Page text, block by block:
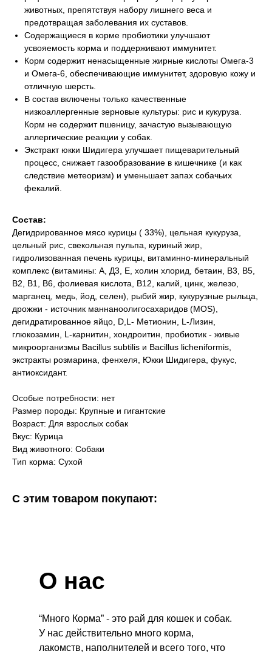
животных, препятствуя набору лишнего веса и
предотвращая заболевания их суставов.
Содержащиеся в корме пробиотики улучшают
усвояемость корма и поддерживают иммунитет.
Корм содержит ненасыщенные жирные кислоты Омега-3
и Омега-6, обеспечивающие иммунитет, здоровую кожу и
отличную шерсть.
В состав включены только качественные
низкоаллергенные зерновые культуры: рис и кукуруза.
Корм не содержит пшеницу, зачастую вызывающую
аллергические реакции у собак.
Экстракт юкки Шидигера улучшает пищеварительный
процесс, снижает газообразование в кишечнике (и как
следствие метеоризм) и уменьшает запах собачьих
фекалий.
Состав:
Дегидрированное мясо курицы ( 33%), цельная кукуруза,
цельный рис, свекольная пульпа, куриный жир,
гидролизованная печень курицы, витаминно-минеральный
комплекс (витамины: А, Д3, Е, холин хлорид, бетаин, В3, В5,
В2, В1, В6, фолиевая кислота, В12, калий, цинк, железо,
марганец, медь, йод, селен), рыбий жир, кукурузные рыльца,
дрожжи - источник маннаноолигосахаридов (MOS),
дегидратированное яйцо, D,L- Метионин, L-Лизин,
глюкозамин, L-карнитин, хондроитин, пробиотик - живые
микроорганизмы Bacillus subtilis и Bacillus licheniformis,
экстракты розмарина, фенхеля, Юкки Шидигера, фукус,
антиоксидант.
Особые потребности: нет
Размер породы: Крупные и гигантские
Возраст: Для взрослых собак
Вкус: Курица
Вид животного: Собаки
Тип корма: Сухой
С этим товаром покупают:
“Много Корма” - это рай для кошек и собак.
У нас действительно много корма,
лакомств, наполнителей и всего того, что
О нас